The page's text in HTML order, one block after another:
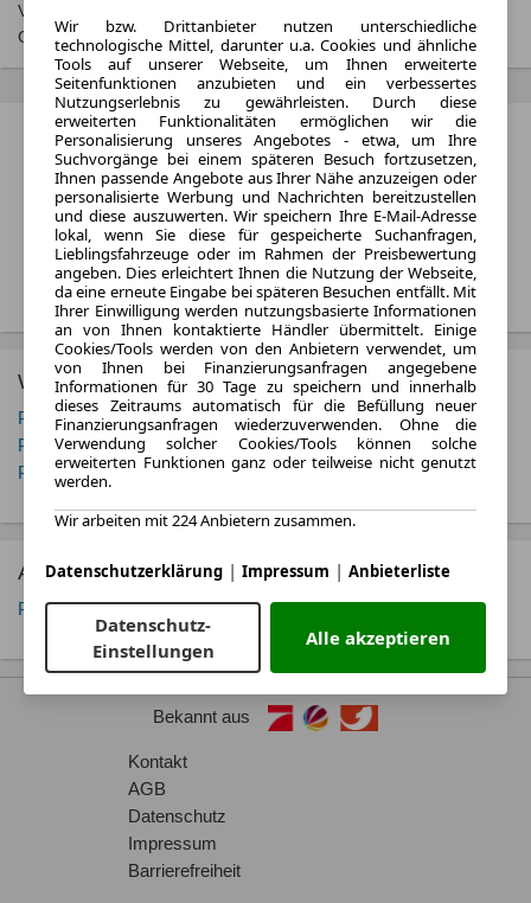
Porsche Boxster Bewertungen
50 Nutzer auf autoplenum.de
4.1/5
Alle Bewertungen ansehen
Weitere Porsche Modelle
Porsche 718 Cayman
Porsche 911
Porsche Cayenne
Porsche Macan
Porsche Panamera
Porsche Taycan
Alle Porsche Boxster Fahrzeugtyp Angebote
Porsche Boxster Cabrio
Verkaufsstellen und bei der‚ Deutschen Automobil Treuhand
GmbH‘ unentgeltlich erhältlich ist unterwww.dat.de.
Bekannt aus
Kontakt
AGB
Datenschutz
Impressum
Barrierefreiheit
Wir bzw. Drittanbieter nutzen unterschiedliche
technologische Mittel, darunter u.a. Cookies und ähnliche
Tools auf unserer Webseite, um Ihnen erweiterte
Seitenfunktionen anzubieten und ein verbessertes
Nutzungserlebnis zu gewährleisten. Durch diese
erweiterten Funktionalitäten ermöglichen wir die
Personalisierung unseres Angebotes - etwa, um Ihre
Suchvorgänge bei einem späteren Besuch fortzusetzen,
Ihnen passende Angebote aus Ihrer Nähe anzuzeigen oder
personalisierte Werbung und Nachrichten bereitzustellen
und diese auszuwerten. Wir speichern Ihre E-Mail-Adresse
lokal, wenn Sie diese für gespeicherte Suchanfragen,
Lieblingsfahrzeuge oder im Rahmen der Preisbewertung
angeben. Dies erleichtert Ihnen die Nutzung der Webseite,
da eine erneute Eingabe bei späteren Besuchen entfällt. Mit
Ihrer Einwilligung werden nutzungsbasierte Informationen
an von Ihnen kontaktierte Händler übermittelt. Einige
Cookies/Tools werden von den Anbietern verwendet, um
von Ihnen bei Finanzierungsanfragen angegebene
Informationen für 30 Tage zu speichern und innerhalb
dieses Zeitraums automatisch für die Befüllung neuer
Finanzierungsanfragen wiederzuverwenden. Ohne die
Verwendung solcher Cookies/Tools können solche
erweiterten Funktionen ganz oder teilweise nicht genutzt
werden.
Wir arbeiten mit 224 Anbietern zusammen.
Datenschutzerklärung | Impressum | Anbieterliste
Datenschutz-
Einstellungen
Alle akzeptieren